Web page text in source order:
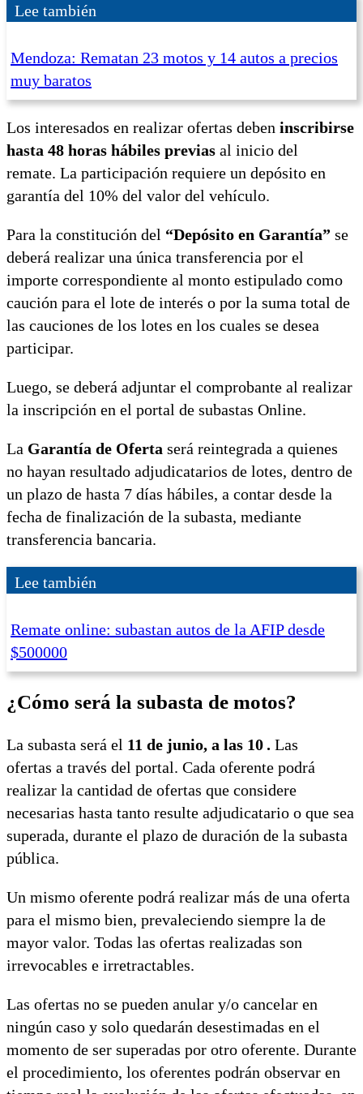
Lee también
Mendoza: Rematan 23 motos y 14 autos a precios
muy baratos
Los interesados en realizar ofertas deben inscribirse
hasta 48 horas hábiles previas al inicio del
remate. La participación requiere un depósito en
garantía del 10% del valor del vehículo.
Para la constitución del “Depósito en Garantía” se
deberá realizar una única transferencia por el
importe correspondiente al monto estipulado como
caución para el lote de interés o por la suma total de
las cauciones de los lotes en los cuales se desea
participar.
Luego, se deberá adjuntar el comprobante al realizar
la inscripción en el portal de subastas Online.
La Garantía de Oferta será reintegrada a quienes
no hayan resultado adjudicatarios de lotes, dentro de
un plazo de hasta 7 días hábiles, a contar desde la
fecha de finalización de la subasta, mediante
transferencia bancaria.
Lee también
Remate online: subastan autos de la AFIP desde
$500000
¿Cómo será la subasta de motos?
La subasta será el 11 de junio, a las 10 . Las
ofertas a través del portal. Cada oferente podrá
realizar la cantidad de ofertas que considere
necesarias hasta tanto resulte adjudicatario o que sea
superada, durante el plazo de duración de la subasta
pública.
Un mismo oferente podrá realizar más de una oferta
para el mismo bien, prevaleciendo siempre la de
mayor valor. Todas las ofertas realizadas son
irrevocables e irretractables.
Las ofertas no se pueden anular y/o cancelar en
ningún caso y solo quedarán desestimadas en el
momento de ser superadas por otro oferente. Durante
el procedimiento, los oferentes podrán observar en